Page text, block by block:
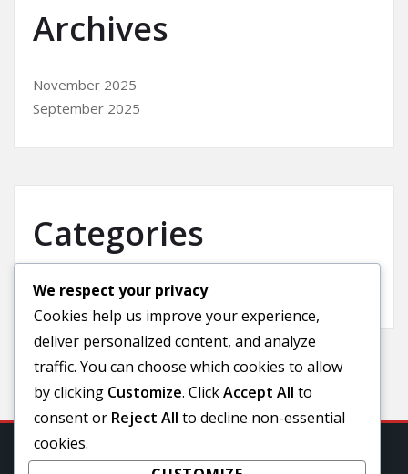
Archives
November 2025
September 2025
Categories
Uncategorized
We respect your privacy
Cookies help us improve your experience,
deliver personalized content, and analyze
traffic. You can choose which cookies to allow
by clicking Customize. ClickAccept All to
consent or Reject All to decline non-essential
cookies.